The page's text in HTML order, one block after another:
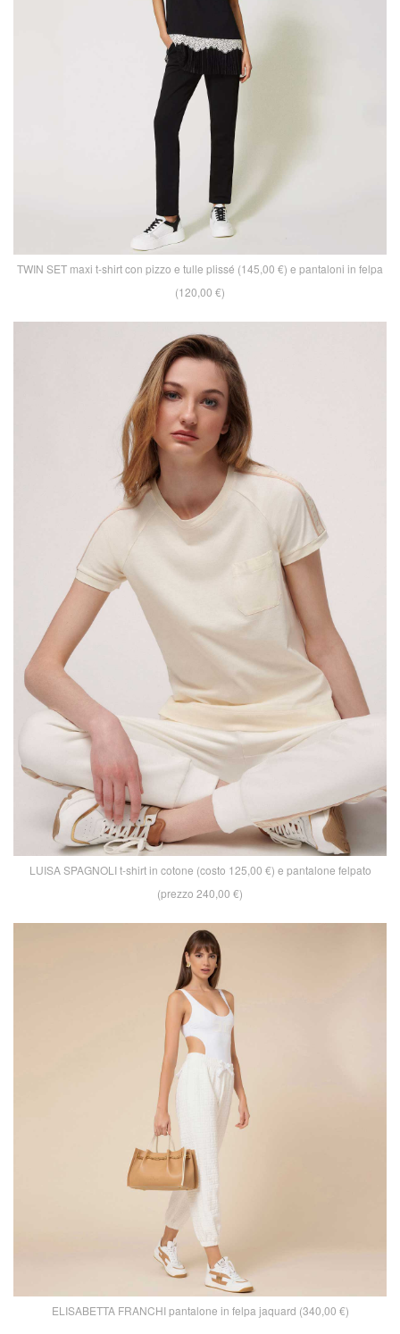
TWIN SET maxi t-shirt con pizzo e tulle plissé (145,00 €) e pantaloni in felpa
(120,00 €)
LUISA SPAGNOLI t-shirt in cotone (costo 125,00 €) e pantalone felpato
(prezzo 240,00 €)
ELISABETTA FRANCHI pantalone in felpa jaquard (340,00 €)